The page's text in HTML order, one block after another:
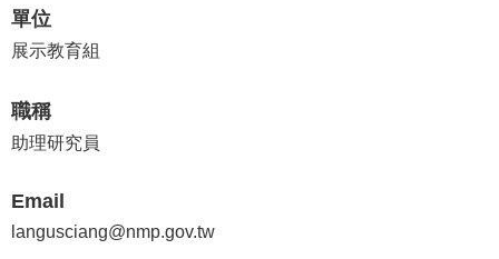
最
新
息
展
覽
單位
展示教育組
職稱
助理研究員
Email
langusciang@nmp.gov.tw